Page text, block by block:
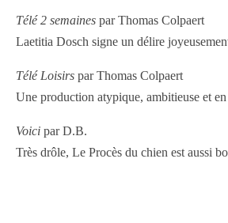
Télé 2 semaines par Thomas Colpaert
Laetitia Dosch signe un délire
Télé Loisirs par Thomas Colpaert
Une production atypique, ambitieuse et
Voici par D.B.
Très drôle, Le Procès du chien est aussi